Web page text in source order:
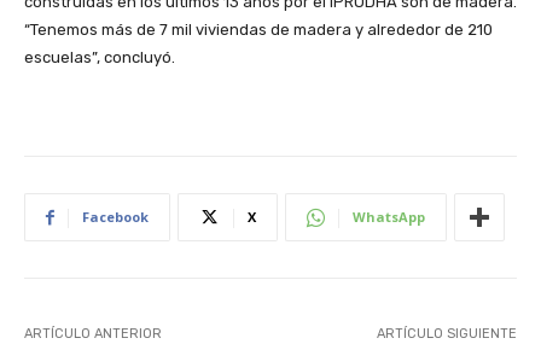
“Tenemos más de 7 mil viviendas de madera y alrededor de 210
escuelas”, concluyó.
Facebook X WhatsApp
ARTÍCULO ANTERIOR ARTÍCULO SIGUIENTE